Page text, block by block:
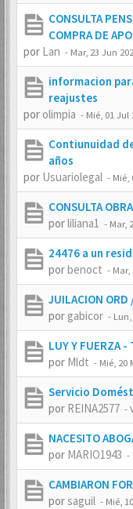
CONSULTA
COMPRA DE
por Lan - Mar, 23 Jun
informacion
reajustes
por olimpia - Mié, 01 Jul
Contiunuidad
años
por Usuariolegal - Mié,
CONSULTA
porliliana1 - Mar,
24476 a un
porbenoct - Mar,
JUILACION ORD
por gabicor -
LUY Y FUERZA -
por Mldt - Mié, 20
Servicio
por REINA2577 -
NACESITO
por MARIO1943 -
CAMBIARON
porsaguil - Mié,